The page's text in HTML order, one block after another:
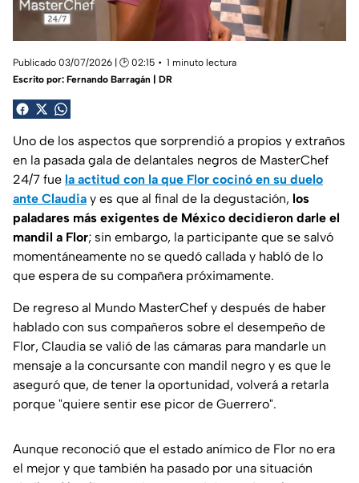
Publicado 03/07/2026 | 🕑 02:15
1 minuto lectura
Escrito por: Fernando Barragán | DR
Uno de los aspectos que sorprendió a propios y extraños
en la pasada gala de delantales negros de MasterChef
24/7 fue la actitud con la que Flor cocinó en su duelo
ante Claudia y es que al final de la degustación, los
paladares más exigentes de México decidieron darle el
mandil a Flor; sin embargo, la participante que se salvó
momentáneamente no se quedó callada y habló de lo
que espera de su compañera próximamente.
De regreso al Mundo MasterChef y después de haber
hablado con sus compañeros sobre el desempeño de
Flor, Claudia se valió de las cámaras para mandarle un
mensaje a la concursante con mandil negro y es que le
aseguró que, de tener la oportunidad, volverá a retarla
porque "quiere sentir ese picor de Guerrero".
Aunque reconoció que el estado anímico de Flor no era
el mejor y que también ha pasado por una situación